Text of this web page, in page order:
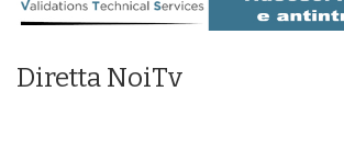
Diretta NoiTv